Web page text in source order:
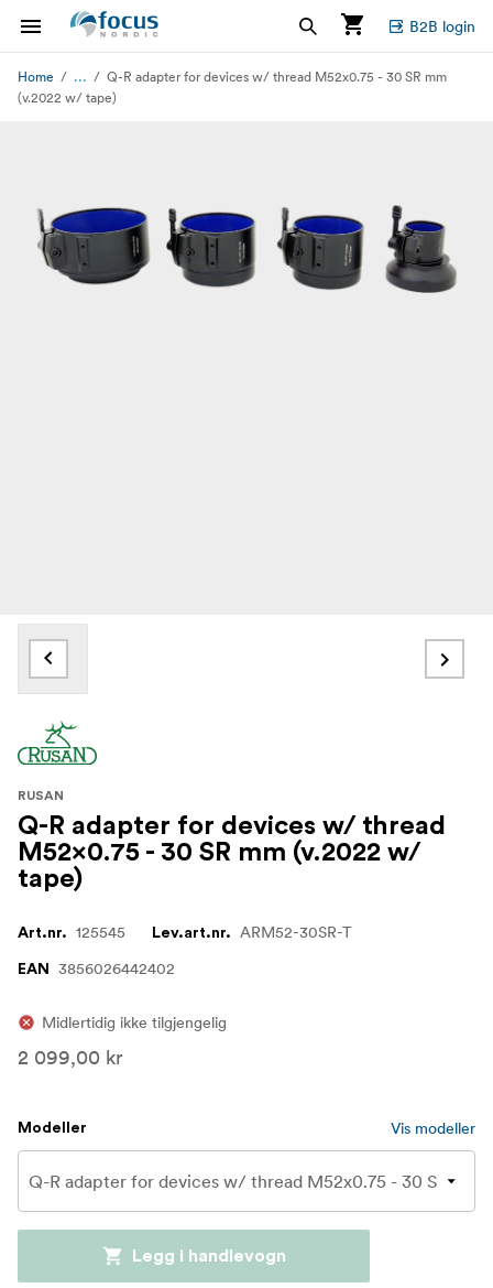
B2B login
Home ...
Q-R adapter for devices w/ thread M52x0.75 - 30 SR mm
(v.2022 w/ tape)
RUSAN
Q-R adapter for devices w/ thread
M52x0.75 - 30 SR mm (v.2022 w/
tape)
Art.nr. 125545 Lev.art.nr. ARM52-30SR-T
EAN 3856026442402
Midlertidig ikke tilgjengelig
2 099,00 kr
Modeller Vis modeller
Legg i handlevogn